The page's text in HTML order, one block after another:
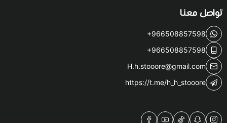
تواصل معنا
+966508857598
+966508857598
H.h.stooore@gmail.com
https://t.me/h_h_stooore